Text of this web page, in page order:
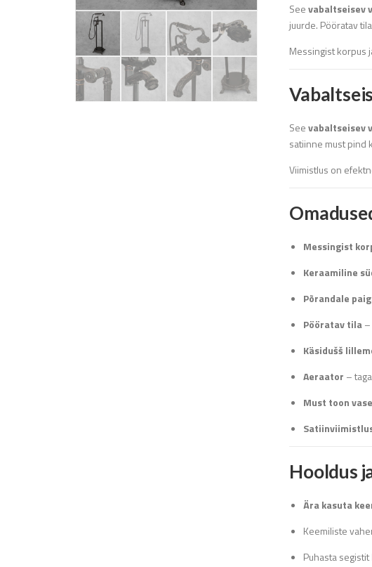
Seevabaltseisev
juurde. Pööratav
Messingist korpus
Seevabaltseisev
satiinne must pind
Viimistlus on
Messingist
Keraamiline
Põrandale
Pööratav tila
Käsidušš
Aeraator –
Must toon
Hooldus
Ära kasuta
Keemiliste
Puhasta segistit